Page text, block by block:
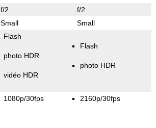
f/2 f/2
Small Small
Flash
photo HDR
vidéo HDR
Flash
photo HDR
1080p/30fps 2160p/30fps